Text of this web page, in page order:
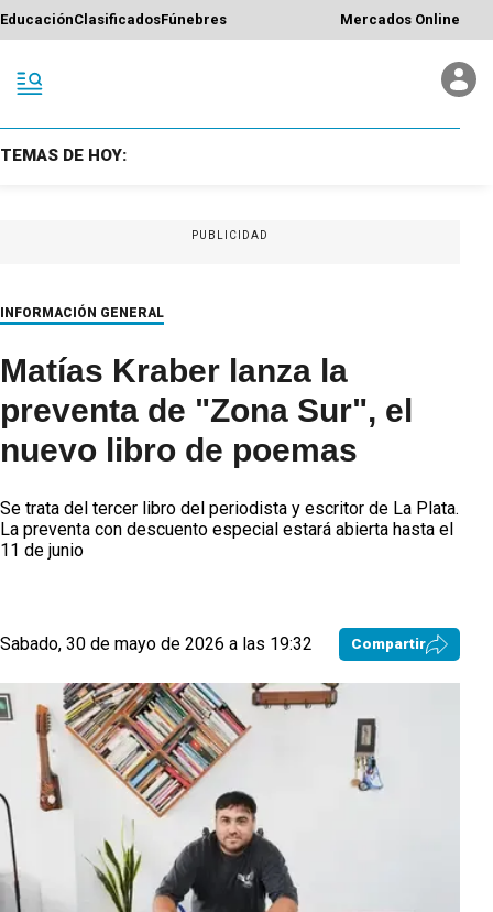
EducaciónClasificadosFúnebres Mercados Online
TEMAS DE HOY:
PUBLICIDAD
INFORMACIÓN GENERAL
Matías Kraber lanza la
preventa de "Zona Sur", el
nuevo libro de poemas
Se trata del tercer libro del periodista y escritor de La Plata.
La preventa con descuento especial estará abierta hasta el
11 de junio
Sabado, 30 de mayo de 2026 a las 19:32 Compartir